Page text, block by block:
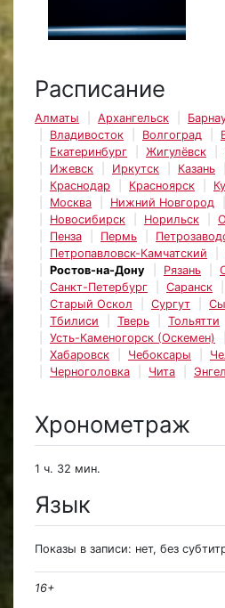
Расписание
Алматы Архангельск
Владивосток
Волгоград
Екатеринбург
Жигулёвск
Ижевск
Иркутск Казань
Краснодар
Красноярск
Москва
Нижний Новгород
Новосибирск
Норильск
Пенза
Пермь
Петропавловск-Камчатский
Ростов-на-Дону
Рязань
Санкт-Петербург
Саранск
Старый Оскол
Сургут
Тбилиси
Тверь Тольятти
Усть-Каменогорск (Оскемен)
Хабаровск
Чебоксары
Черноголовка
Чита
Хронометраж
1 ч. 32 мин.
Язык
Показы в записи: нет, без
16+